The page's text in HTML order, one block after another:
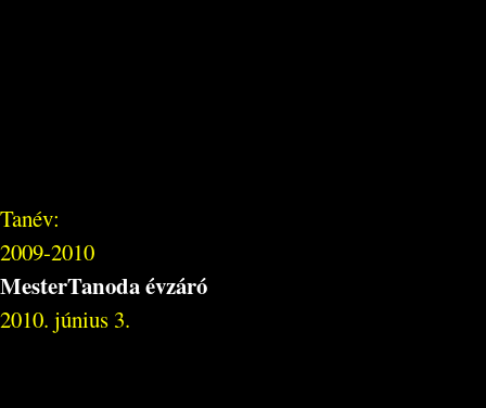
Tanév:
2009-2010
MesterTanoda évzáró
2010. június 3.